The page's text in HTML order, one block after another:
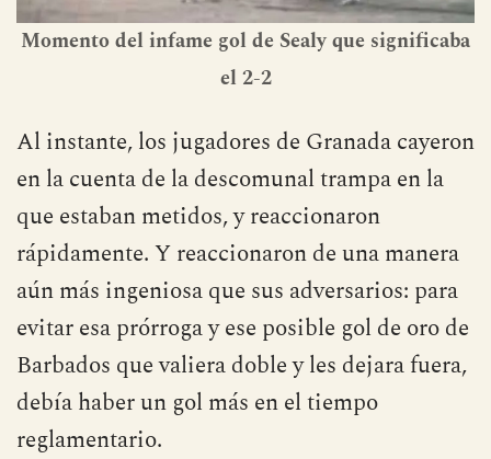
Momento del infame gol de Sealyque significaba
el 2-2
Al instante, los jugadores de Granada cayeron
en la cuenta de la descomunal trampa en la
que estaban metidos, y reaccionaron
rápidamente. Y reaccionaron de una manera
aún más ingeniosa que sus adversarios: para
evitar esa prórroga y ese posible gol de oro de
Barbados que valiera doble y les dejara fuera,
debía haber un gol más en el tiempo
reglamentario.